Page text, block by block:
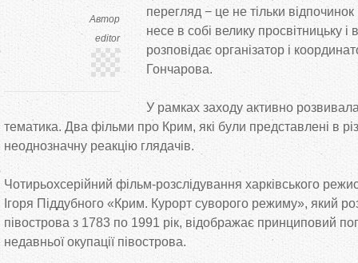
Автор
editor
перегляд − це не тільки відпочинок
несе в собі велику просвітницьку і
розповідає організатор і
Гончарова.
У рамках заходу активно
тематика. Два фільми про Крим, які були представлені в
неоднозначну реакцію глядачів.
Чотирьохсерійний фільм-розслідування харківського
Ігоря Піддубного «Крим. Курорт суворого режиму», який
півострова з 1783 по 1991 рік, відображає принциповий
недавньої окупації півострова.